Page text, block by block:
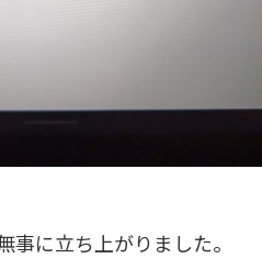
に立ち上がりました。